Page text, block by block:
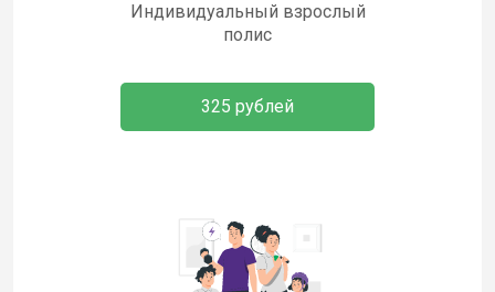
Индивидуальный взрослый
полис
325 рублей